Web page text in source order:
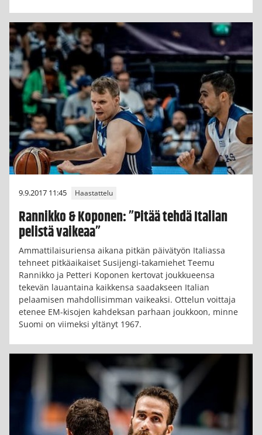
9.9.2017 11:45 Haastattelu
Rannikko & Koponen: ”Pitää tehdä Italian
pelistä vaikeaa”
Ammattilaisuriensa aikana pitkän päivätyön Italiassa
tehneet pitkäaikaiset Susijengi-takamiehet Teemu
Rannikko ja Petteri Koponen kertovat joukkueensa
tekevän lauantaina kaikkensa saadakseen Italian
pelaamisen mahdollisimman vaikeaksi. Ottelun voittaja
etenee EM-kisojen kahdeksan parhaan joukkoon, minne
Suomi on viimeksi yltänyt 1967.